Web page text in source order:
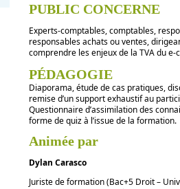
PUBLIC CONCERNE
Experts-comptables, comptables,
responsables achats ou ventes,
comprendre les enjeux de la TVA du e-
PÉDAGOGIE
Diaporama, étude de cas pratiques,
remise d’un support exhaustif au
Questionnaire d’assimilation des
forme de quiz à l’issue de la formation.
Animée par
Dylan Carasco
Juriste de formation (Bac+5 Droit –